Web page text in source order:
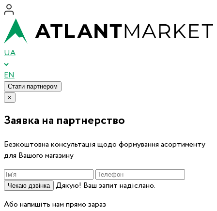
UA
EN
Стати партнером
×
Заявка на партнерство
Безкоштовна консультація щодо формування асортименту
для Вашого магазину
Чекаю дзвінка
Дякую! Ваш запит надіслано.
Або напишіть нам прямо зараз